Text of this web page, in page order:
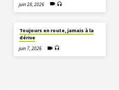
juin 28, 2026
Toujours en route, jamais à la
dérive
juin 7, 2026